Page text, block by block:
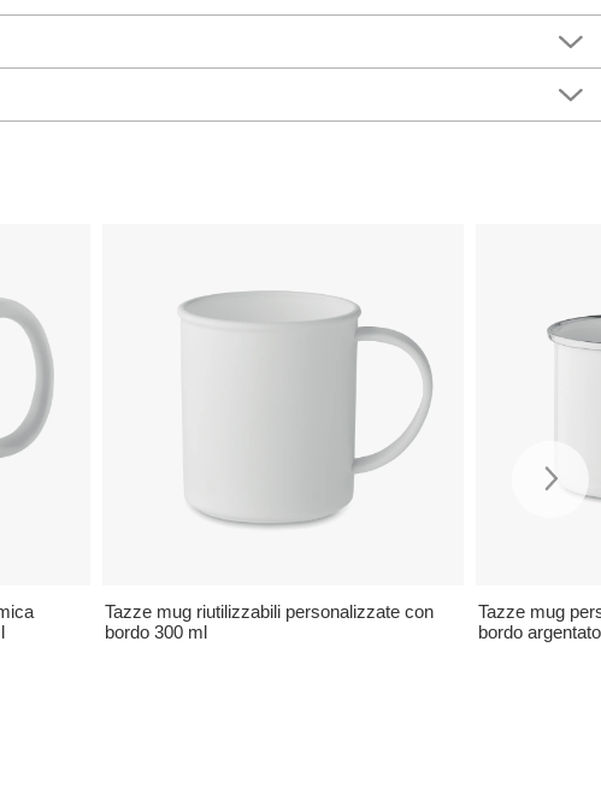
Tazze mug riutilizzabili personalizzate con
bordo 300 ml
Tazze mug
bordo